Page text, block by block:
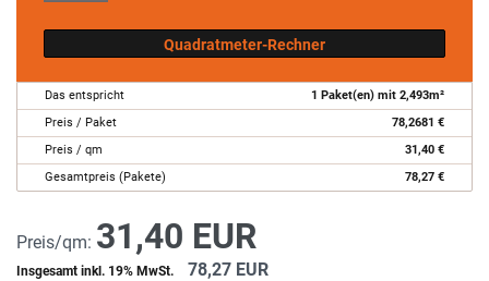
Quadratmeter-Rechner
Das entspricht 1 Paket(en) mit 2,493m²
Preis / Paket
78,2681 €
Preis / qm
31,40 €
Gesamtpreis (Pakete)
78,27 €
Preis/qm: 31,40 EUR
Insgesamt inkl. 19% MwSt. 78,27 EUR